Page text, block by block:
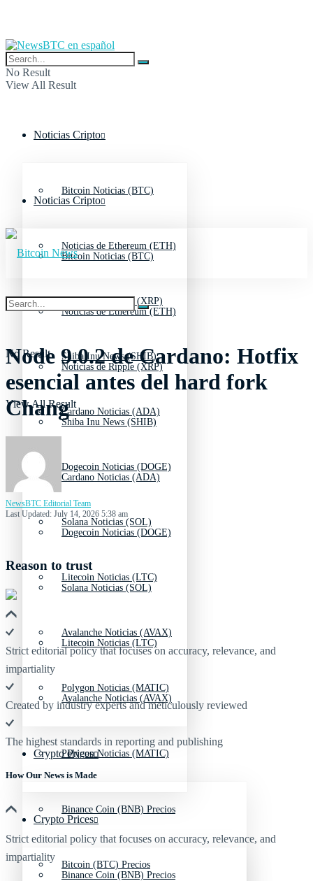
No Result
View All Result
Noticias Cripto
Bitcoin Noticias (BTC)
Noticias de Ethereum (ETH)
Noticias de Ripple (XRP)
Shiba Inu News (SHIB)
Cardano Noticias (ADA)
Dogecoin Noticias (DOGE)
Solana Noticias (SOL)
Litecoin Noticias (LTC)
Avalanche Noticias (AVAX)
Polygon Noticias (MATIC)
Crypto Prices
Binance Coin (BNB) Precios
Bitcoin (BTC) Precios
Noticias Cripto
Bitcoin Noticias (BTC)
Noticias de Ethereum (ETH)
Noticias de Ripple (XRP)
Shiba Inu News (SHIB)
Cardano Noticias (ADA)
Dogecoin Noticias (DOGE)
Solana Noticias (SOL)
Litecoin Noticias (LTC)
Avalanche Noticias (AVAX)
Polygon Noticias (MATIC)
Crypto Prices
Binance Coin (BNB) Precios
No Result
View All Result
Node 9.0.2 de Cardano: Hotfix
esencial antes del hard fork
Chang
NewsBTC Editorial Team
Last Updated: July 14, 2026 5:38 am
Reason to trust
Strict editorial policy that focuses on accuracy, relevance, and
impartiality
Created by industry experts and meticulously reviewed
The highest standards in reporting and publishing
How Our News is Made
Strict editorial policy that focuses on accuracy, relevance, and
impartiality